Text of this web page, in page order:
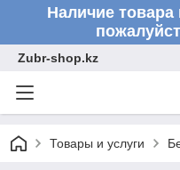
Наличие товара
Zubr-shop.kz
Товары и услуги